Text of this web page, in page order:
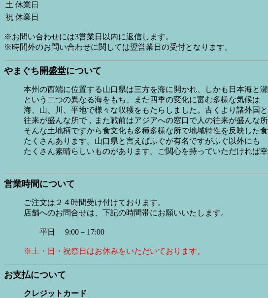
土 休業日
祝 休業日
※お問い合わせには3営業日以内に返信します。
※時間外のお問い合わせに関しては翌営業日の受付となります。
やまぐち開盛堂について
本州の西端に位置する山口県は三方を海に開かれ、しかも日本海と
という二つの異なる海をもち、また四季の変化に富む多様な気候は
海、山、川、平地で様々な収穫をもたらしました。古くより諸外国
往来が盛んな所で，また戦前はアジアへの窓口で人の往来が盛んな所
そんな土地柄ですから食文化も多種多様な所で地域特性を反映した
たくさんあります。山口県と言えばふぐが有名ですがふぐ以外にも
たくさん素晴らしいものがあります。ご関心を持っていただけれ
営業時間について
ご注文は２４時間受け付けております。
店舗へのお問合せは、下記の時間帯にお願いいたします。
平日 9:00－17:00
※土・日・祝祭日はお休みをいただいております。
お支払について
クレジットカード